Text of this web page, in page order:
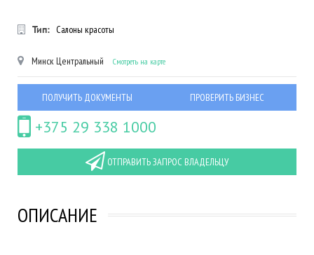
Тип: Салоны красоты
МинскЦентральный Смотреть на карте
ПОЛУЧИТЬ ДОКУМЕНТЫ ПРОВЕРИТЬ БИЗНЕС
+375 29 338 1000
ОТПРАВИТЬ ЗАПРОС ВЛАДЕЛЬЦУ
ОПИСАНИЕ